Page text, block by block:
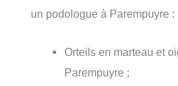
un podologue à Parempuyre :
Orteils en marteau et
Parempuyre ;